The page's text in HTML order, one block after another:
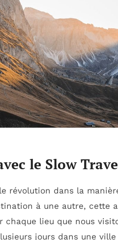
le Slow
révolution dans la
à une autre, cette
lieu que nous
jours dans une